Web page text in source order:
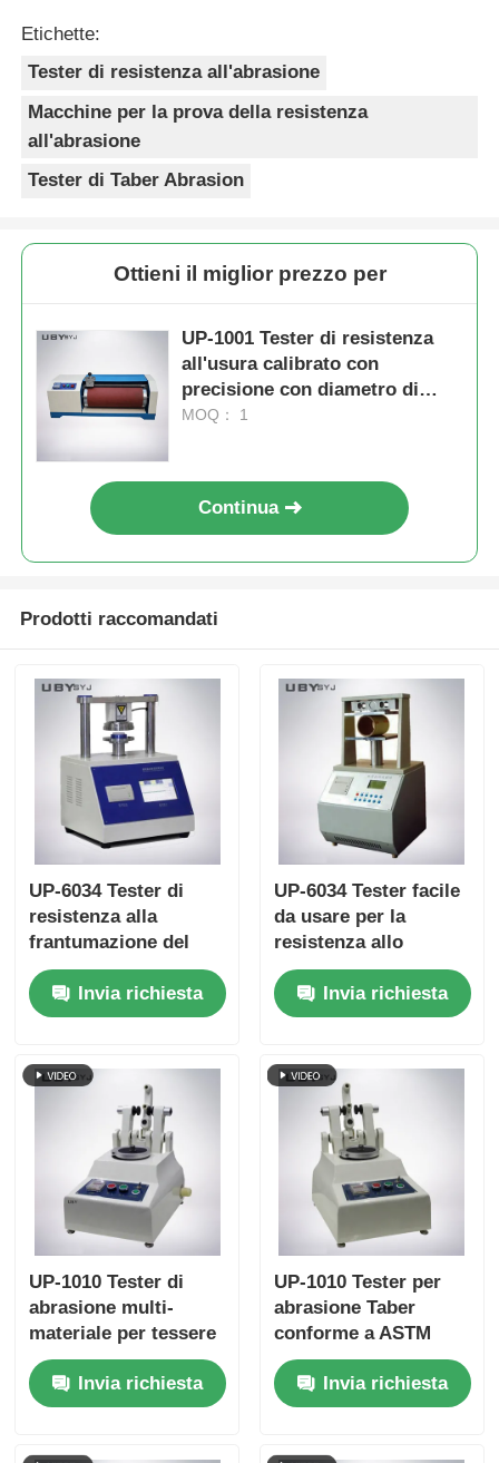
Etichette:
Tester di resistenza all'abrasione
Macchine per la prova della resistenza
all'abrasione
Tester di Taber Abrasion
Ottieni il miglior prezzo per
UP-1001 Tester di resistenza
all'usura calibrato con
precisione con diametro di
rotolamento di 150 mm e
MOQ： 1
Continua
Prodotti raccomandati
UP-6034 Tester di
resistenza alla
frantumazione del
tubo di carta con più
impostazioni di
velocità di prova
sovraccarico e
conformità ISO11093-
Invia richiesta
UP-6034 Tester facile
da usare per la
resistenza allo
schiacciamento di
tubi di carta con
interfaccia
funzione di ritorno
automatico
Invia richiesta
UP-1010 Tester di
abrasione multi-
materiale per tessere
conforme a più
standard
internazionali
Invia richiesta
UP-1010 Tester per
abrasione Taber
conforme a ASTM
D4060, ASTM D1044,
ISO 5470 e JIS K7204
con carico regolabile
Invia richiesta